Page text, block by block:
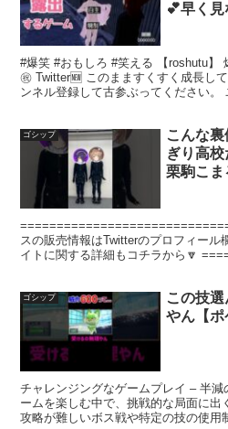
💕早く
#爆笑 #おもしろ #笑える 【roshutu】
㊗️ Twitter🆕 このまますくすく成長し
ンネル登録して古参ぶってください。
ゴシップ
こんな
ぎり高校
スの販売情報はTwitterのプロフィール
イトに関する詳細もコチラから🔽
ゴシップ
この技
やん【
チャレンジングなゲームプレイ – 半
ームを楽しむ中で、挑戦的な局面に出
攻略が難しいボス戦や特定の技の使用